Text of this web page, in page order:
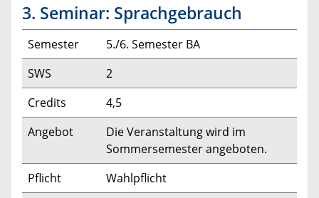
3. Seminar: Sprachgebrauch
Semester
5./6. Semester BA
SWS
2
Credits
4,5
Angebot
Die Veranstaltung wird im
Sommersemester angeboten.
Pflicht
Wahlpflicht